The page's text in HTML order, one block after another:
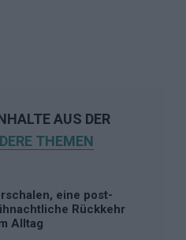
AUS DER
THEMEN
eine post-
Rückkehr
Alltag